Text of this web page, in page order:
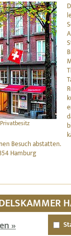
Besuch abstatten.
Hamburg
»